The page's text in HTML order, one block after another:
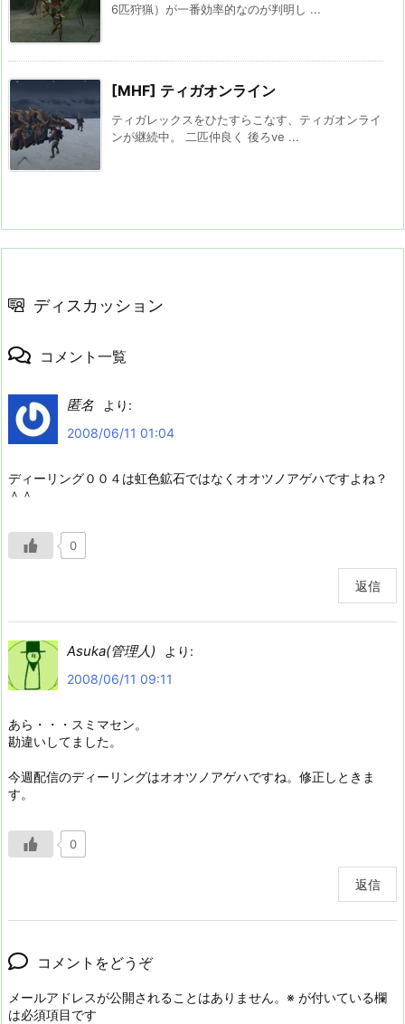
6匹狩猟）が一番効率的なのが判明し ...
[MHF] ティガオンライン
ティガレックスをひたすらこなす、ティガオンライ
ンが継続中。 二匹仲良く 後ろve ...
ディスカッション
コメント一覧
匿名
より:
2008/06/11 01:04
ディーリング００４は虹色鉱石ではなくオオツノアゲハですよね？
＾＾
0
返信
Asuka(管理人)
より:
2008/06/11 09:11
あら・・・スミマセン。
勘違いしてました。
今週配信のディーリングはオオツノアゲハですね。修正しときま
す。
0
返信
コメントをどうぞ
メールアドレスが公開されることはありません。 ※ が付いている欄
は必須項目です